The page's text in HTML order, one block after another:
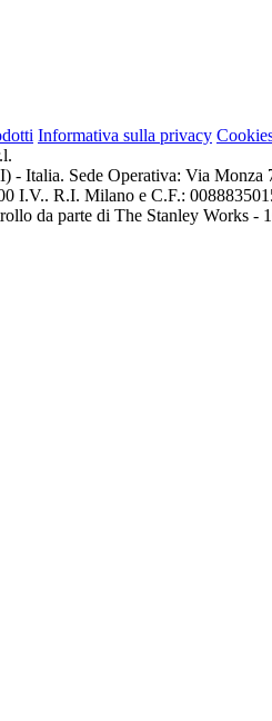
Informativa sulla privacy
- Italia. Sede Operativa: Via
I.V.. R.I. Milano e C.F.:
da parte di The Stanley Works